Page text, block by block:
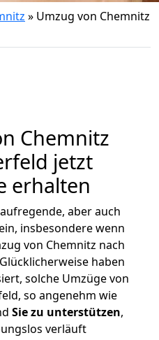
» Umzug von Chemnitz
Chemnitz
jetzt
erhalten
aber auch
insbesondere wenn
von Chemnitz nach
haben
solche Umzüge von
so angenehm wie
Sie zu unterstützen,
verläuft